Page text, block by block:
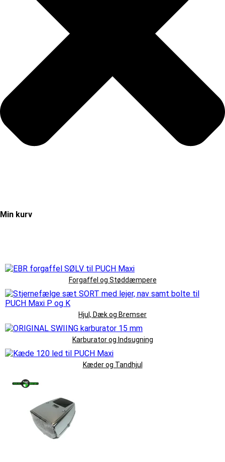
Min kurv
Forgaffel og Støddæmpere
Hjul, Dæk og Bremser
Karburator og Indsugning
Kæder og Tandhjul